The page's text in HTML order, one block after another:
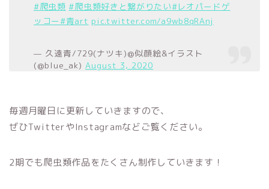
#爬虫類 #爬虫類好きと繋がりたい#レオパードゲ
ッコー#青art pic.twitter.com/a9wb8qRAnj
— 久遠青/729(ナツキ)@似顔絵&イラスト
(@blue_ak)August 3, 2020
毎週月曜日に更新していきますので、
ぜひTwitterやInstagramなどご覧ください。
2期でも爬虫類作品をたくさん制作していきます！